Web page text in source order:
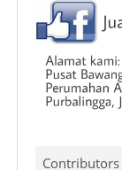
Contributors